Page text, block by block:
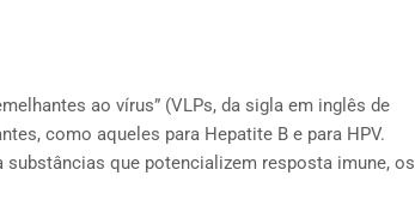
ao vírus” (VLPs, da sigla em inglês de
como aqueles para Hepatite B e para HPV.
que potencializem resposta imune, os